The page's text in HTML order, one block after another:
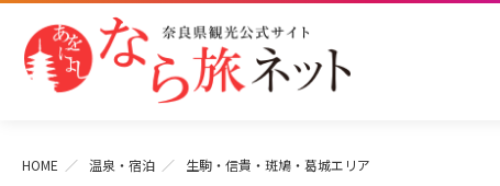
HOME 温泉・宿泊 生駒・信貴・斑鳩・葛城エリア